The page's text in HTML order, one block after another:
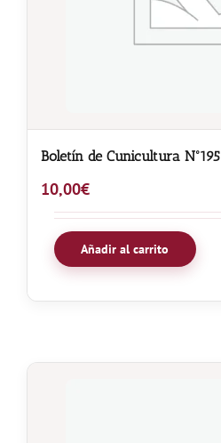
Boletín de Cunicultura Nº195
10,00€
Añadir al carrito